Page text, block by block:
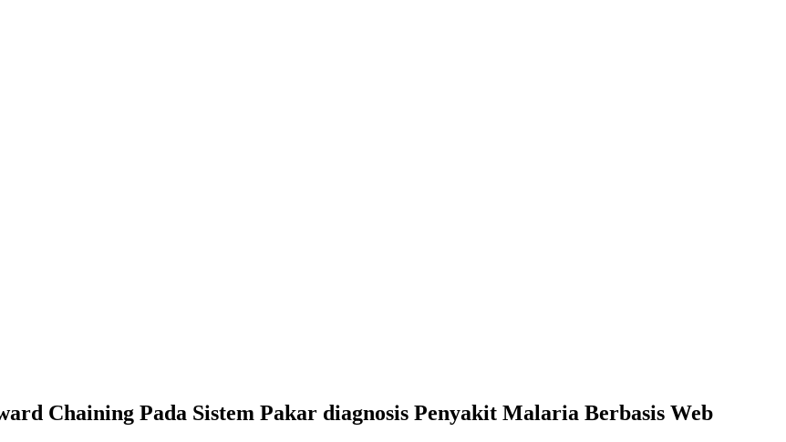
Chaining Pada Sistem Pakar diagnosis Penyakit Malaria Berbasis Web